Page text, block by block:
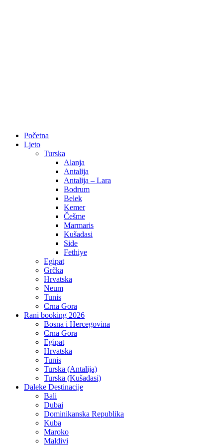
Početna
Ljeto
Turska
Alanja
Antalija
Antalija – Lara
Bodrum
Belek
Kemer
Češme
Marmaris
Kušadasi
Side
Fethiye
Egipat
Grčka
Hrvatska
Neum
Tunis
Crna Gora
Rani booking 2026
Bosna i Hercegovina
Crna Gora
Egipat
Hrvatska
Tunis
Turska (Antalija)
Turska (Kušadasi)
Daleke Destinacije
Bali
Dubai
Dominikanska Republika
Kuba
Maroko
Maldivi